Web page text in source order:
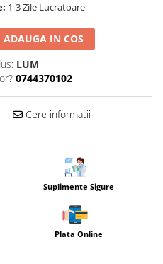
1-3 Zile Lucratoare
ADAUGA IN COS
LUM
0744370102
Cere informatii
Suplimente Sigure
Plata Online